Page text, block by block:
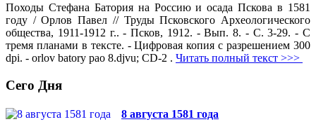
Походы Стефана Батория на Россию и осада Пскова в 1581
году / Орлов Павел // Труды Псковского Археологического
общества, 1911-1912 г.. - Псков, 1912. - Вып. 8. - С. 3-29. - С
тремя планами в тексте. - Цифровая копия с разрешением 300
dpi. - orlov batory pao 8.djvu; CD-2 . Читать полный текст >>>
Сего Дня
8 августа 1581 года